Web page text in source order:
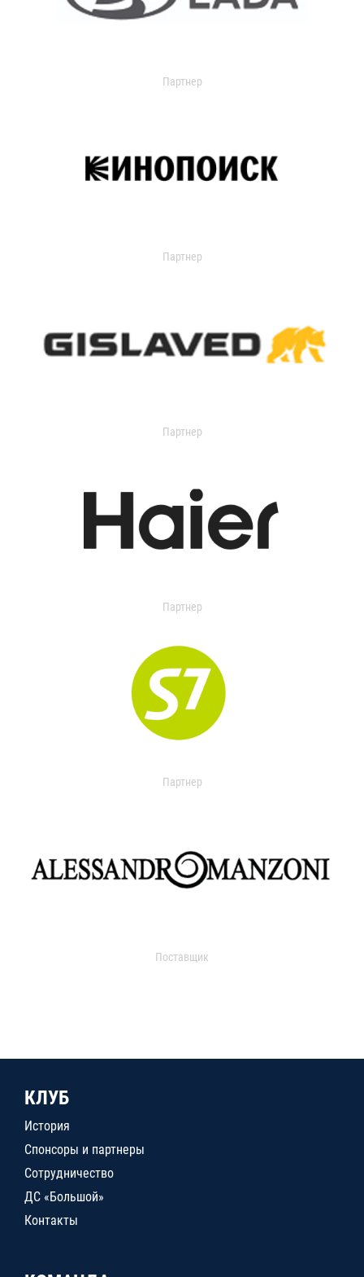
Партнер
Партнер
Партнер
Партнер
Партнер
Поставщик
КЛУБ
История
Спонсоры и партнеры
Сотрудничество
ДС «Большой»
Контакты